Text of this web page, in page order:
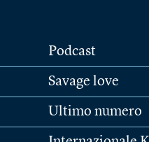
Podcast
Savage love
Ultimo numero